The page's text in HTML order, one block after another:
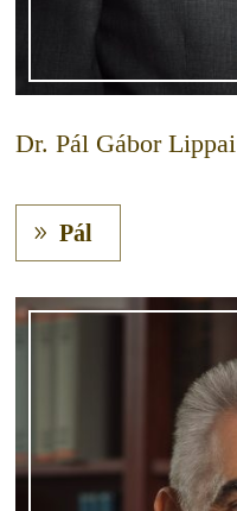
Dr. Pál Gábor Lippai
Pál